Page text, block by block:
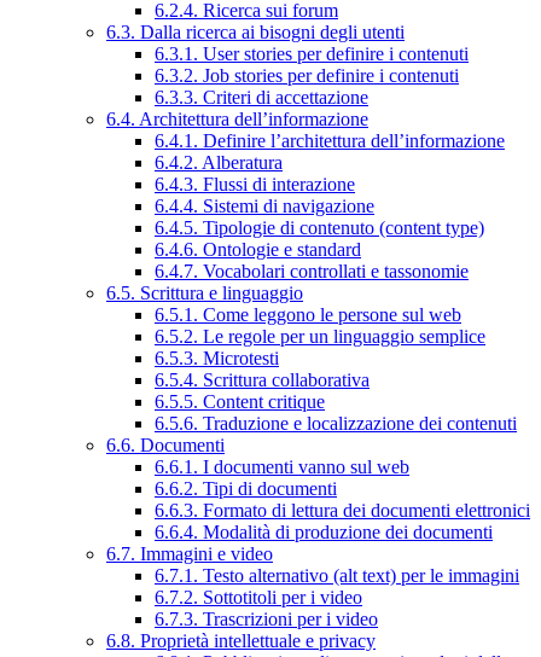
6.2.4. Ricerca sui forum
6.3. Dalla ricerca ai bisogni degli utenti
6.3.1. User stories per definire i contenuti
6.3.2. Job stories per definire i contenuti
6.3.3. Criteri di accettazione
6.4. Architettura dell’informazione
6.4.1. Definire l’architettura dell’informazione
6.4.2. Alberatura
6.4.3. Flussi di interazione
6.4.4. Sistemi di navigazione
6.4.5. Tipologie di contenuto (content type)
6.4.6. Ontologie e standard
6.4.7. Vocabolari controllati e tassonomie
6.5. Scrittura e linguaggio
6.5.1. Come leggono le persone sul web
6.5.2. Le regole per un linguaggio semplice
6.5.3. Microtesti
6.5.4. Scrittura collaborativa
6.5.5. Content critique
6.5.6. Traduzione e localizzazione dei contenuti
6.6. Documenti
6.6.1. I documenti vanno sul web
6.6.2. Tipi di documenti
6.6.3. Formato di lettura dei documenti elettronici
6.6.4. Modalità di produzione dei documenti
6.7. Immagini e video
6.7.1. Testo alternativo (alt text) per le immagini
6.7.2. Sottotitoli per i video
6.7.3. Trascrizioni per i video
6.8. Proprietà intellettuale e privacy